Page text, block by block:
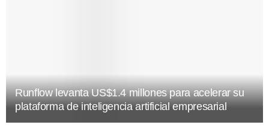
Runflow levanta US$1.4 millones para acelerar su
plataforma de inteligencia artificial empresarial